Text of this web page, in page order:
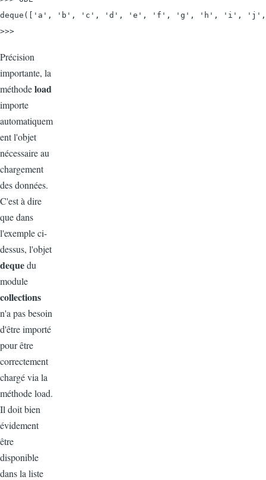
deque(['a', 'b', 'c', 'd', 'e', 'f', 'g', 'h', 'i',
>>>
Précision
importante, la
méthodeload
importe
automatiquem
ent l'objet
nécessaire au
chargement
des données.
C'est à dire
que dans
l'exemple ci-
dessus, l'objet
dequedu
module
collections
n'a pas besoin
d'être importé
pour être
correctement
chargé via la
méthode load.
Il doit bien
évidement
être
disponible
dans la liste